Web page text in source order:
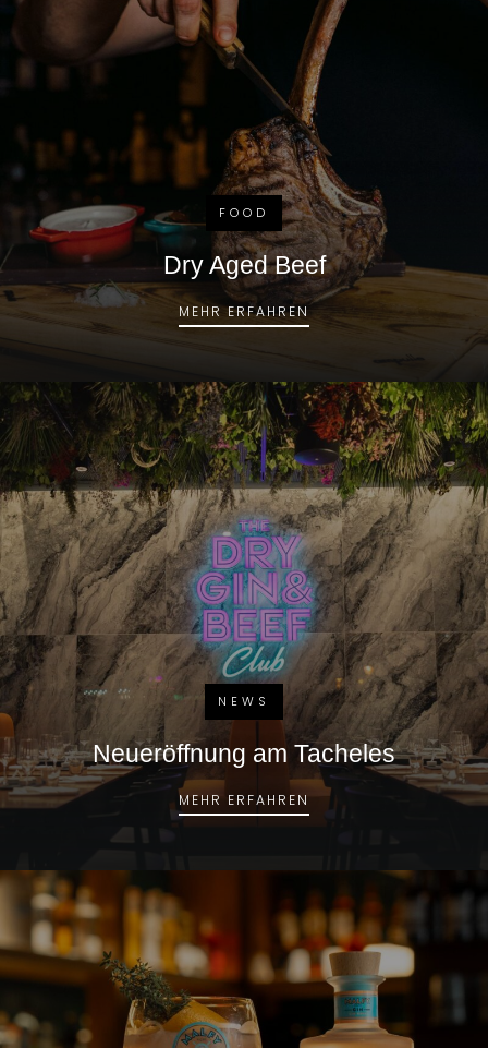
FOOD
Dry Aged Beef
MEHR ERFAHREN DRY AGED BEEF
NEWS
Neueröffnung am Tacheles
MEHR ERFAHREN NEUERÖFFNUNG AM